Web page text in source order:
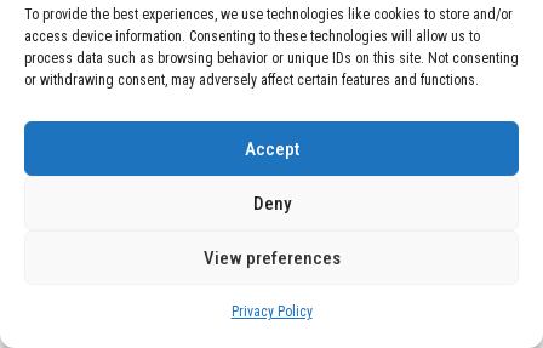
To provide the best experiences, we use technologies like cookies to store and/or
access device information. Consenting to these technologies will allow us to
process data such as browsing behavior or unique IDs on this site. Not consenting
or withdrawing consent, may adversely affect certain features and functions.
Accept
Deny
View preferences
Privacy Policy
03 BLOG December 24, 2025
Geolocalizadas, Obligatorias a Partir de
Devastadora Explosión en Residencia
Menos Dos Víctimas Fatales